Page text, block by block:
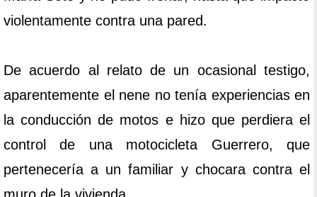
violentamente contra una pared.
De acuerdo al relato de un ocasional testigo,
aparentemente el nene no tenía experiencias en
la conducción de motos e hizo que perdiera el
control de una motocicleta Guerrero, que
pertenecería a un familiar y chocara contra el